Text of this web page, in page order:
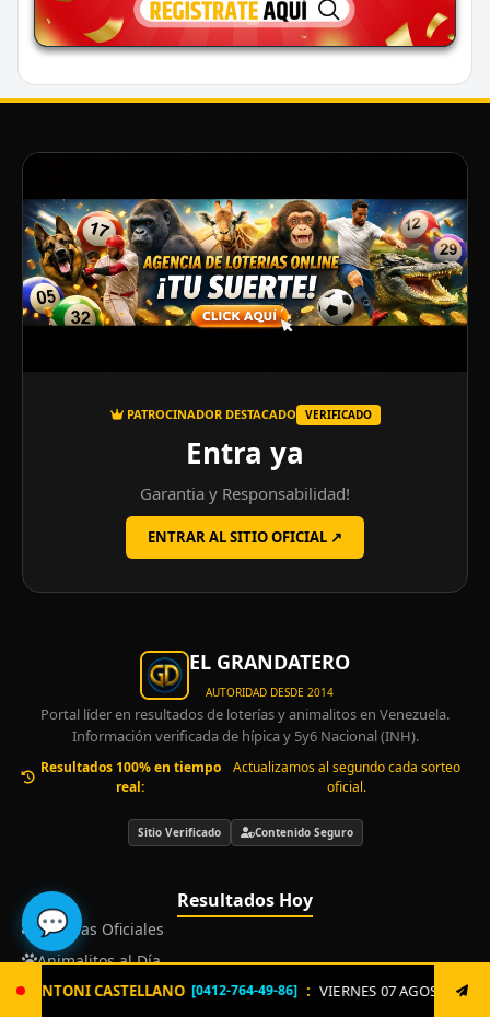
[0412-764-49-86] : VIERNES 07 AGOSTO. Envía ya: LOTERIA al 8621
PATROCINADOR DESTACADO VERIFICADO
Entra ya
Garantia y Responsabilidad!
ENTRAR AL SITIO OFICIAL ↗
EL GRANDATERO
AUTORIDAD DESDE 2014
Portal líder en resultados de loterías y animalitos en Venezuela.
Información verificada de hípica y 5y6 Nacional (INH).
Resultados 100% en tiempo
real:
Actualizamos al segundo cada sorteo
oficial.
Sitio Verificado Contenido Seguro
Resultados Hoy
Loterías Oficiales
Animalitos al Día
Hipismo y 5y6
💬